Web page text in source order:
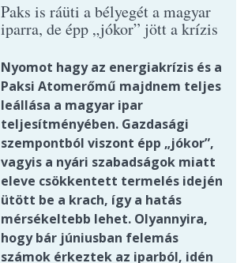
Paks is ráüti a bélyegét a magyar
iparra, de épp „jókor” jött a krízis
Nyomot hagy az energiakrízis és a
Paksi Atomerőmű majdnem teljes
leállása a magyar ipar
teljesítményében. Gazdasági
szempontból viszont épp „jókor”,
vagyis a nyári szabadságok miatt
eleve csökkentett termelés idején
ütött be a krach, így a hatás
mérsékeltebb lehet. Olyannyira,
hogy bár júniusban felemás
számok érkeztek az iparból, idén